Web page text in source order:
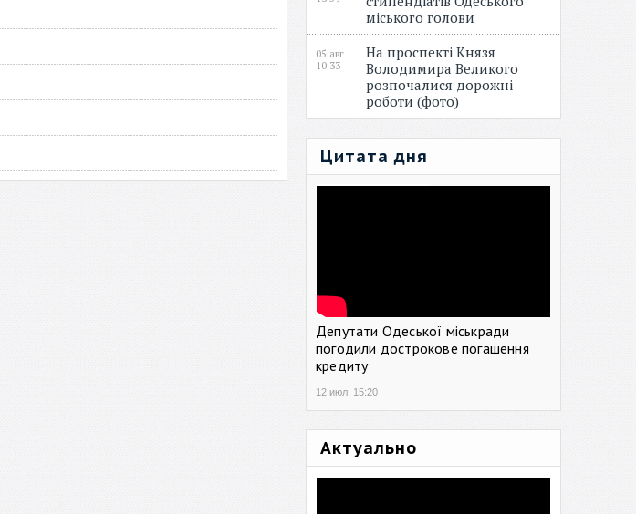
міського голови
05 авг
10:33
На проспекті Князя
Володимира Великого
розпочалися дорожні
роботи (фото)
Цитата дня
Депутати Одеської міськради
погодили дострокове погашення
кредиту
12 июл, 15:20
Актуально